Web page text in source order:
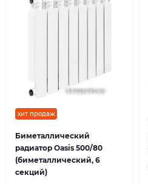
хит продаж
Биметаллический
радиатор Oasis 500/80
(биметаллический, 6
секций)